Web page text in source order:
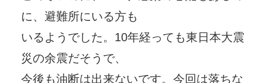
に、避難所にいる方も
いるようでした。10年経っても東日本大震
災の余震だそうで、
今後も油断は出来ないです。今回は落ちな